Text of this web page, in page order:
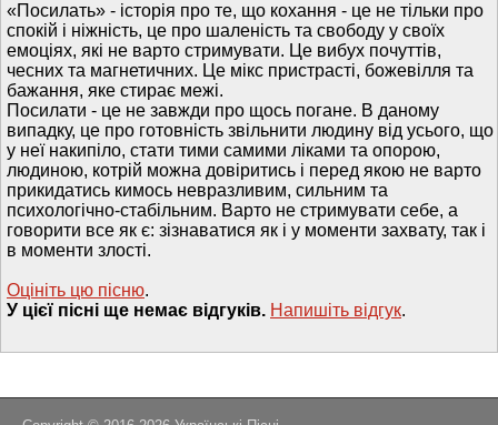
«Посилать» - історія про те, що кохання - це не тільки про
спокій і ніжність, це про шаленість та свободу у своїх
емоціях, які не варто стримувати. Це вибух почуттів,
чесних та магнетичних. Це мікс пристрасті, божевілля та
бажання, яке стирає межі.
Посилати - це не завжди про щось погане. В даному
випадку, це про готовність звільнити людину від усього, що
у неї накипіло, стати тими самими ліками та опорою,
людиною, котрій можна довіритись і перед якою не варто
прикидатись кимось невразливим, сильним та
психологічно-стабільним. Варто не стримувати себе, а
говорити все як є: зізнаватися як і у моменти захвату, так і
в моменти злості.
Оцініть цю пісню.
У цієї пісні ще немає відгуків. Напишiть вiдгук.